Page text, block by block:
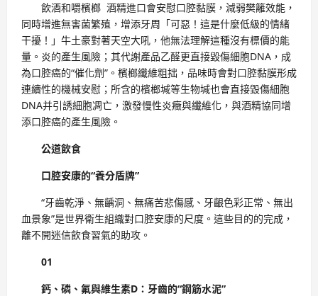
飲酒和嚼檳榔 酒精進口會安慰口腔黏膜，減弱樊籬效能，
同時增進無害菌繁殖，增添牙周「可惡！這是什麼低級的情緒
干擾！」牛土豪對著天空大吼，他無法理解這種沒有標價的能
量。炎的產生風險；其代謝產品乙醛更直接毀傷細胞DNA，成
為口腔癌的“催化劑”。檳榔纖維粗拙，品味時會對口腔黏膜形成
連續性的機械安慰；所含的檳榔堿等生物堿也會直接毀傷細胞
DNA并引誘細胞凋亡，激發慢性炎癥與纖維化，與酒精協同增
添口腔癌的產生風險。
公道飲食
口腔安康的“養分盾牌”
“牙齒乾淨、無齲洞、無痛苦悲傷感、牙齦色彩正常、無出
血景象”是世界衛生組織對口腔安康的尺度。這些目的的完成，
離不開迷信飲食習氣的助攻。
01
鈣、磷、氟與維生素D：牙齒的“鋼筋水泥”